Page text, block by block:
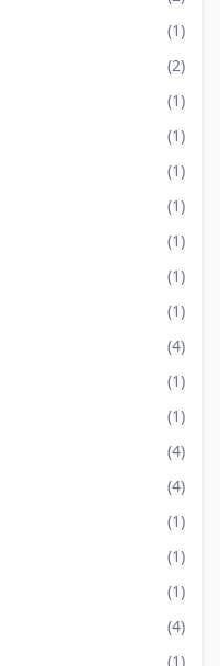
(1)
(2)
(1)
(1)
(1)
(1)
(1)
(1)
(1)
(4)
(1)
(1)
(4)
(4)
(1)
(1)
(1)
(4)
(1)